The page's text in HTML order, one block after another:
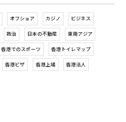
オフショア カジノ ビジネス
政治 日本の不動産 東南アジア
香港でのスポーツ 香港トイレマップ
香港ビザ 香港上場 香港法人